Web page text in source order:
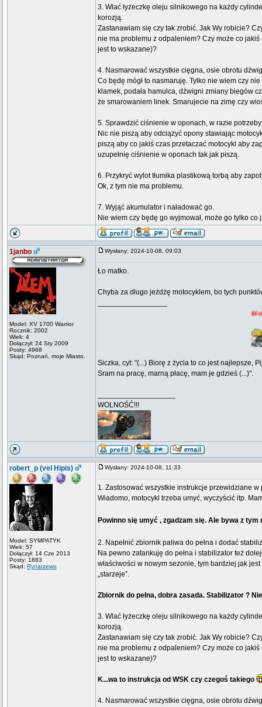
3. Wlać łyżeczkę oleju silnikowego na każdy
korozją.
Zastanawiam się czy tak zrobić. Jak Wy robicie?
nie ma problemu z odpaleniem? Czy może co
jest to wskazane)?
4. Nasmarować wszystkie cięgna, osie obrotu
Co będę mógł to nasmaruję. Tylko nie wiem czy
klamek, podała hamulca, dźwigni zmiany biegów
że smarowaniem linek. Smarujecie na zimę czy
5. Sprawdzić ciśnienie w oponach, w razie
Nic nie piszą aby odciążyć opony stawiając
piszą aby co jakiś czas przetaczać motocykl aby
uzupełnię ciśnienie w oponach tak jak piszą.
6. Przykryć wylot tłumika plastikową torbą aby
Ok, z tym nie ma problemu.
7. Wyjąć akumulator i naładować go.
Nie wiem czy będę go wyjmował, może go tylko co
1janbo
Model: XV 1700 Warrior
Rocznik: 2002
Wiek: 4
Dołączył: 24 Sty 2009
Posty: 4968
Skąd: Poznań, moje Miasto.
Wysłany: 2024-10-08, 09:03
Ło matko.
Chyba za długo jeżdżę motocyklem, bo tych
Moderator na
Siczka, cyt: "(...) Biorę z życia to co jest najlepsze,
Sram na pracę, marną płacę, mam je gdzieś (...)".
WOLNOŚĆ!!!
robert_p (vel Hipis)
Model: SYMPATYK
Wiek: 57
Dołączył: 14 Cze 2013
Posty: 1883
Skąd: Rynarzewo
Wysłany: 2024-10-08, 11:33
1. Zastosować wszystkie instrukcje przewidziane
Wiadomo, motocykl trzeba umyć, wyczyścić itp.
Powinno się umyć , zgadzam się. Ale bywa z tym
2. Napełnić zbiornik paliwa do pełna i dodać
Na pewno zatankuję do pełna i stabilizator też
właściwości w nowym sezonie, tym bardziej jak
„starzeje”.
Zbiornik do pełna, dobra zasada. Stabilizator ?
3. Wlać łyżeczkę oleju silnikowego na każdy
korozją.
Zastanawiam się czy tak zrobić. Jak Wy robicie?
nie ma problemu z odpaleniem? Czy może co
jest to wskazane)?
K...wa to instrukcja od WSK czy czegoś takiego
4. Nasmarować wszystkie cięgna, osie obrotu